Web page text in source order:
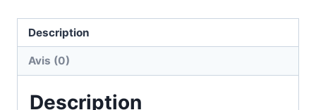
Description
Avis (0)
Description